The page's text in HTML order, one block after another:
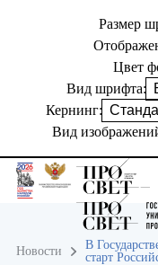
Размер
Цвет
Вид шрифта:
Кернинг:
Вид
Новости
В
старт